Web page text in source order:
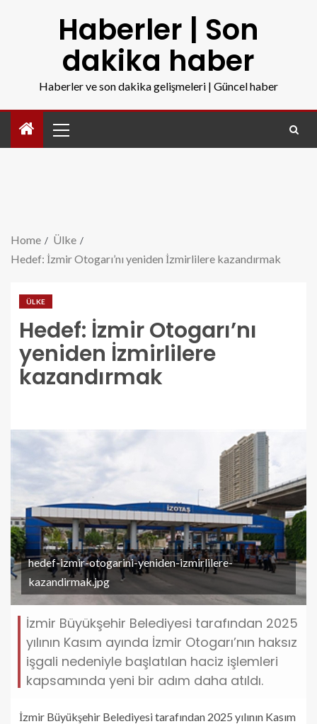
Haberler | Son
dakika haber
Haberler ve son dakika gelişmeleri | Güncel haber
Home
Ülke
Hedef: İzmir Otogarı’nı yeniden İzmirlilere kazandırmak
ÜLKE
Hedef: İzmir Otogarı’nı
yeniden İzmirlilere
kazandırmak
hedef-izmir-otogarini-yeniden-izmirlilere-
kazandirmak.jpg
İzmir Büyükşehir Belediyesi tarafından 2025
yılının Kasım ayında İzmir Otogarı’nın haksız
işgali nedeniyle başlatılan haciz işlemleri
kapsamında yeni bir adım daha atıldı.
İzmir Büyükşehir Belediyesi tarafından 2025 yılının Kasım